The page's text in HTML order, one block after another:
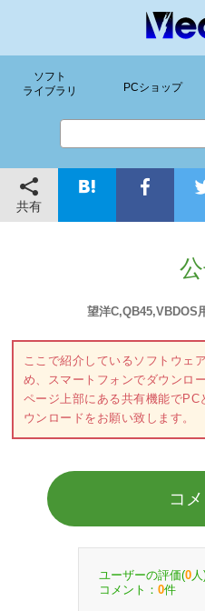
ソフト
ライブラリ
PCショップ
共有
望洋C,QB45,VBDOS
ここで紹介しているソフトウェ
め、スマートフォンでダウンロ
ページ上部にある共有機能で
ウンロードをお願い致します。
コ
ユーザーの評価(0 人
コメント： 0件